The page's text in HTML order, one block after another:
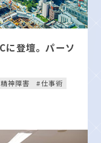
に登壇。パーソ
精神障害 仕事術